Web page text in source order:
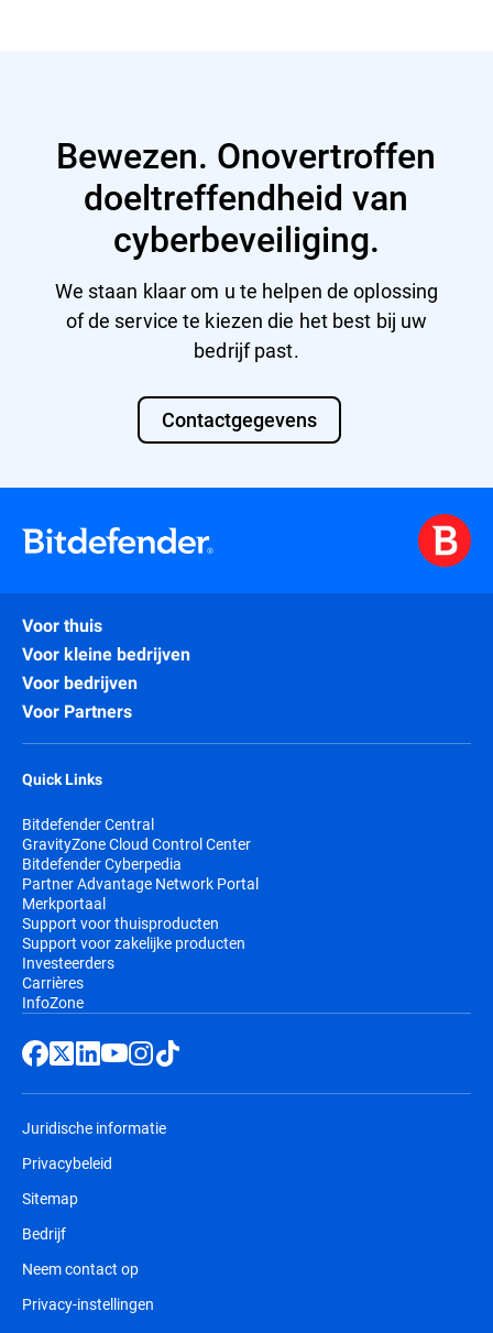
volume gebaseerde kortingen te
ontgrendelen.
Bewezen. Onovertroffen
doeltreffendheid van
cyberbeveiliging.
We staan klaar om u te helpen de oplossing
of de service te kiezen die het best bij uw
bedrijf past.
Contactgegevens
Voor thuis
Voor kleine bedrijven
Voor bedrijven
Voor Partners
Quick Links
Bitdefender Central
GravityZone Cloud Control Center
Bitdefender Cyberpedia
Partner Advantage Network Portal
Merkportaal
Support voor thuisproducten
Support voor zakelijke producten
Investeerders
Carrières
InfoZone
Juridische informatie
Privacybeleid
Sitemap
Bedrijf
Neem contact op
Privacy-instellingen